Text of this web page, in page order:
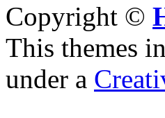
Copyright ©
This themes
under a